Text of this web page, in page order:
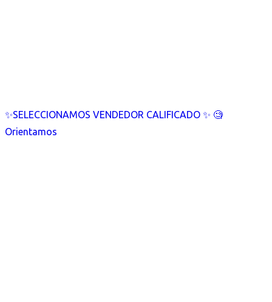
✨SELECCIONAMOS VENDEDOR CALIFICADO ✨ 🧐
Orientamos